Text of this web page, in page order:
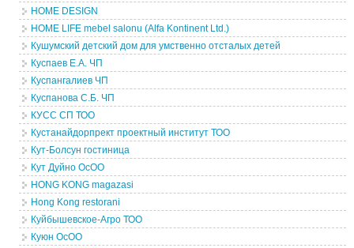
HOME DESIGN
HOME LIFE mebel salonu (Alfa Kontinent Ltd.)
Кушумский детский дом для умственно отсталых детей
Куспаев Е.А. ЧП
Куспангалиев ЧП
Куспанова С.Б. ЧП
КУСС СП ТОО
Кустанайдорпрект проектный институт ТОО
Кут-Болсун гостиница
Кут Дуйно ОсОО
HONG KONG magazasi
Hong Kong restorani
Куйбышевское-Агро ТОО
Куюн ОсОО